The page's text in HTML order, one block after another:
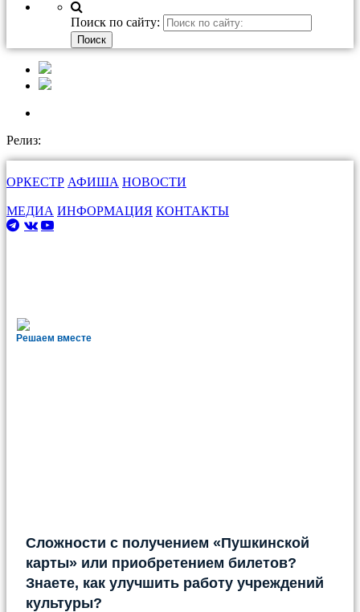
Поиск по сайту:
Релиз:
ОРКЕСТР АФИША НОВОСТИ
МЕДИА ИНФОРМАЦИЯ КОНТАКТЫ
Решаем вместе
Сложности с получением «Пушкинской
карты» или приобретением билетов?
Знаете, как улучшить работу учреждений
культуры?